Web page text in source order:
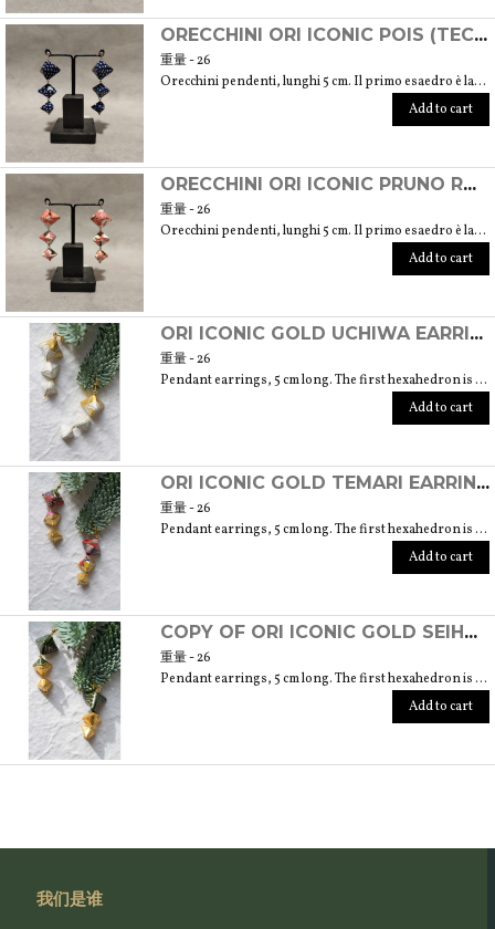
ORECCHINI ORI ICONIC POIS (TECNICA ORIGAMI CON CARTE ARTIGIANALI GIAPPONESI CHIYOGAMI)
重量 - 26
Orecchini pendenti, lunghi 5 cm. Il primo esaedro è largo 2 cm e alto 1,5 cm
Add to cart
ORECCHINI ORI ICONIC PRUNO ROSA (TECNICA ORIGAMI CON CARTE ARTIGIANALI GIAPPONESI CHIYOGAMI)
重量 - 26
Orecchini pendenti, lunghi 5 cm. Il primo esaedro è largo 2 cm e alto 1,5 cm
Add to cart
ORI ICONIC GOLD UCHIWA EARRINGS (ORIGAMI TECHNIQUE WITH JAPANESE CHIYOGAMI CRAFT PAPERS)
重量 - 26
Pendant earrings, 5 cm long. The first hexahedron is 2 cm wide and 1.5 cm high.
Add to cart
ORI ICONIC GOLD TEMARI EARRINGS (ORIGAMI TECHNIQUE WITH JAPANESE CHIYOGAMI CRAFT PAPERS)
重量 - 26
Pendant earrings, 5 cm long. The first hexahedron is 2 cm wide and 1.5 cm high.
Add to cart
COPY OF ORI ICONIC GOLD SEIHOUKEI EARRINGS (ORIGAMI TECHNIQUE WITH JAPANESE CHIYOGAMI CRAFT PAPERS)
重量 - 26
Pendant earrings, 5 cm long. The first hexahedron is 2 cm wide and 1.5 cm high.
Add to cart
我们是谁